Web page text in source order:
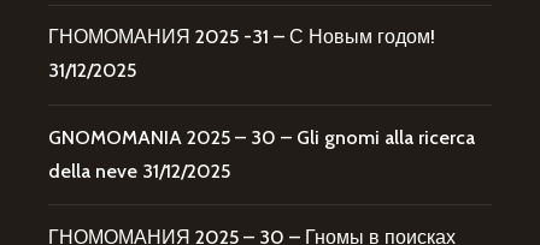
ГНОМОМАНИЯ 2025 -31 – С Новым годом!
31/12/2025
GNOMOMANIA 2025 – 30 – Gli gnomi alla ricerca
della neve 31/12/2025
ГНОМОМАНИЯ 2025 – 30 – Гномы в поисках